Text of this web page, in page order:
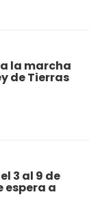
la marcha
de Tierras
3 al 9 de
espera a